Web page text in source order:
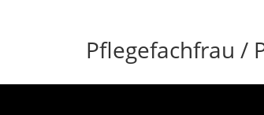
Pflegefachfrau /